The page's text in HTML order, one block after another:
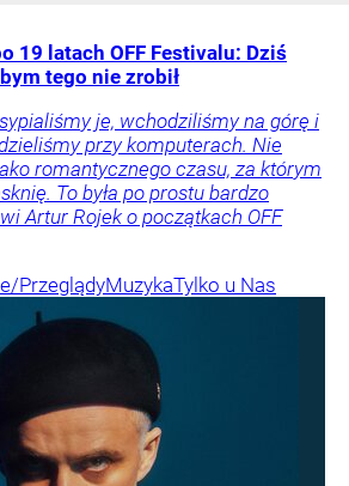
19 latach OFF Festivalu: Dziś
tego nie zrobił
je, wchodziliśmy na górę i
przy komputerach. Nie
romantycznego czasu, za którym
To była po prostu bardzo
Artur Rojek o początkach OFF
PrzeglądyMuzykaTylko u Nas